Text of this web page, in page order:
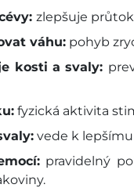
zlepšuje
váhu: pohyb
kosti a svaly:
fyzická aktivita
vede k
pravidelný